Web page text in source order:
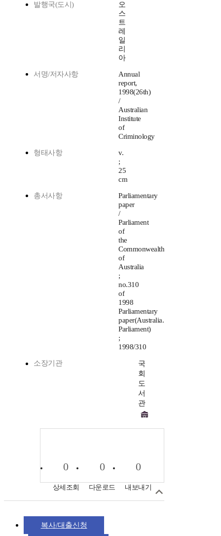
발행국(도시)
오
스
트
레
일
리
아
서명/저자사항
Annual
report,
1998(26th)
/
Australian
Institute
of
Criminology
형태사항
v.
;
25
cm
총서사항
Parliamentary
paper
/
Parliament
of
the
Commonwealth
of
Australia
;
no.310
of
1998
Parliamentary
paper(Australia.
Parliament)
;
1998/310
소장기관
국
회
도
서
관
0
상세조회
0
다운로드
0
내보내기
복사/대출신청